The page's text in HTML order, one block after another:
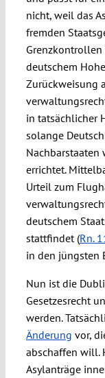
nicht, weil das
fremden
deutschem
Zurückweisung
in tatsächlicher
solange
Nachbarstaaten
errichtet.
Urteil zum
deutschem
stattfindet (Rn.
in den jüngsten
Nun ist die
Gesetzesrecht
werden.
Änderung vor,
abschaffen will.
Asylanträge